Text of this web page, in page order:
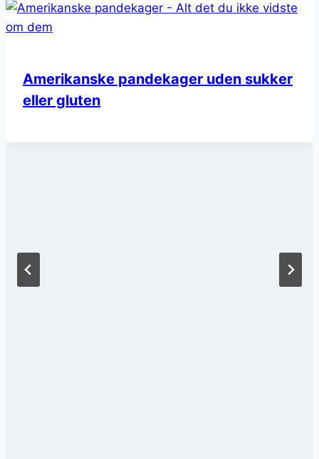
Amerikanske pandekager uden sukker
eller gluten